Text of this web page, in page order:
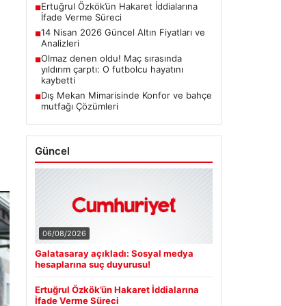
■Ertuğrul Özkök’ün Hakaret İddialarına
İfade Verme Süreci
■14 Nisan 2026 Güncel Altın Fiyatları ve
Analizleri
■Olmaz denen oldu! Maç sırasında
yıldırım çarptı: O futbolcu hayatını
kaybetti
■Dış Mekan Mimarisinde Konfor ve bahçe
mutfağı Çözümleri
Güncel
06/08/2026
Galatasaray açıkladı: Sosyal medya
hesaplarına suç duyurusu!
Ertuğrul Özkök’ün Hakaret İddialarına
İfade Verme Süreci